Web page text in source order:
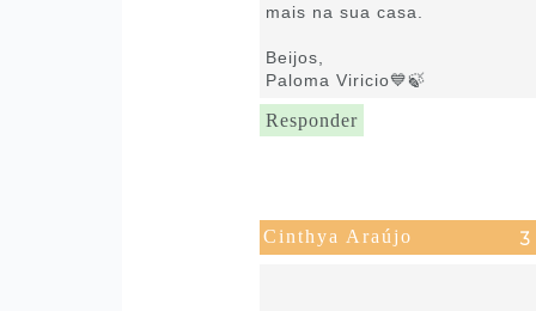
mais na sua casa.
Beijos,
Paloma Viricio💙🍃
Responder
Cinthya Araújo